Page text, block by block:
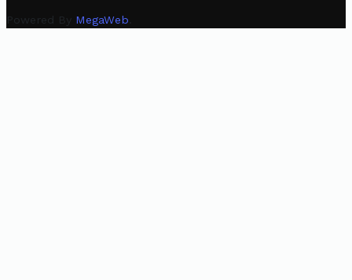
Powered By MegaWeb